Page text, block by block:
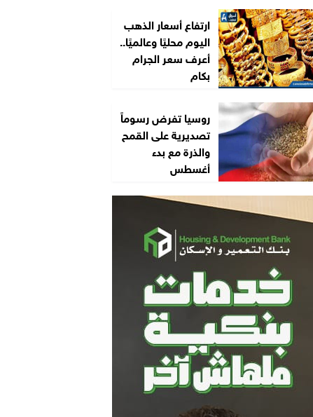
ارتفاع أسعار الذهب
اليوم محليًا وعالميًا..
أعرف سعر الجرام
بكام
روسيا تفرض رسوماً
تصديرية على القمح
والذرة مع بدء
أغسطس